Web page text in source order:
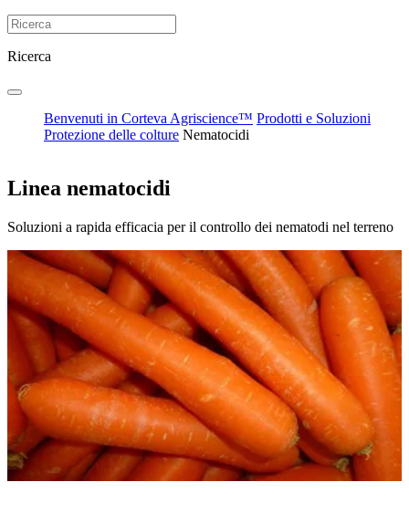
Ricerca
Benvenuti in Corteva Agriscience™ Prodotti e Soluzioni
Protezione delle colture Nematocidi
Linea nematocidi
Soluzioni a rapida efficacia per il controllo dei nematodi nel terreno